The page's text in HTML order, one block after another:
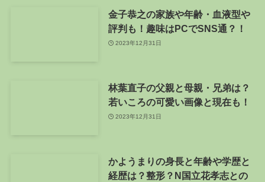
金子恭之の家族や年齢・血液型や
評判も！趣味はPCでSNS通？！
2023年12月31日
林葉直子の父親と母親・兄弟は？
若いころの可愛い画像と現在も！
2023年12月31日
かようまりの身長と年齢や学歴と
経歴は？整形？N国立花孝志との